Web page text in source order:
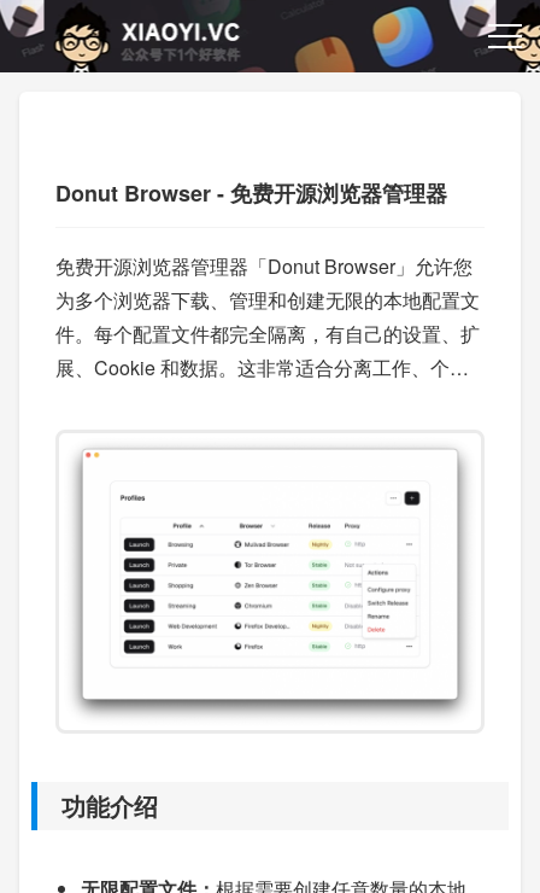
Donut Browser - 免费开源浏览器管理器
免费开源浏览器管理器「Donut Browser」允许您
为多个浏览器下载、管理和创建无限的本地配置文
件。每个配置文件都完全隔离，有自己的设置、扩
展、Cookie 和数据。这非常适合分离工作、个人
关注项目。
功能介绍